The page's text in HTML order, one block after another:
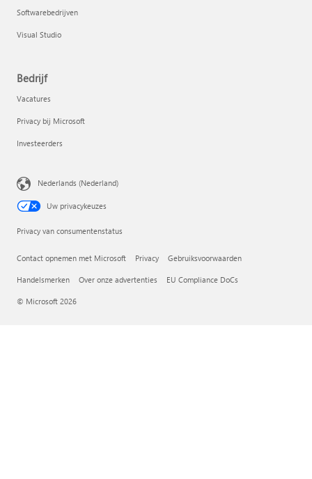
Softwarebedrijven
Visual Studio
Bedrijf
Vacatures
Privacy bij Microsoft
Investeerders
Nederlands (Nederland)
Uw privacykeuzes
Privacy van consumentenstatus
Contact opnemen met Microsoft Privacy Gebruiksvoorwaarden
Handelsmerken Over onze advertenties EU Compliance DoCs
© Microsoft 2026